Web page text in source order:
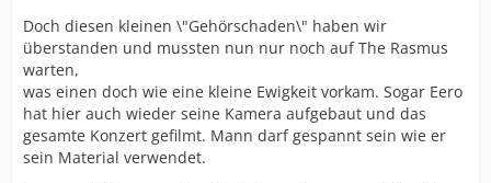
Doch diesen kleinen \"Gehörschaden\" haben wir
überstanden und mussten nun nur noch auf The Rasmus
warten,
was einen doch wie eine kleine Ewigkeit vorkam. Sogar Eero
hat hier auch wieder seine Kamera aufgebaut und das
gesamte Konzert gefilmt. Mann darf gespannt sein wie er
sein Material verwendet.